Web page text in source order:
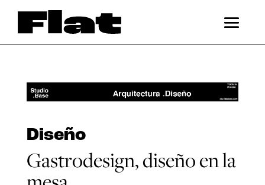
Diseño
Gastrodesign, diseño en la